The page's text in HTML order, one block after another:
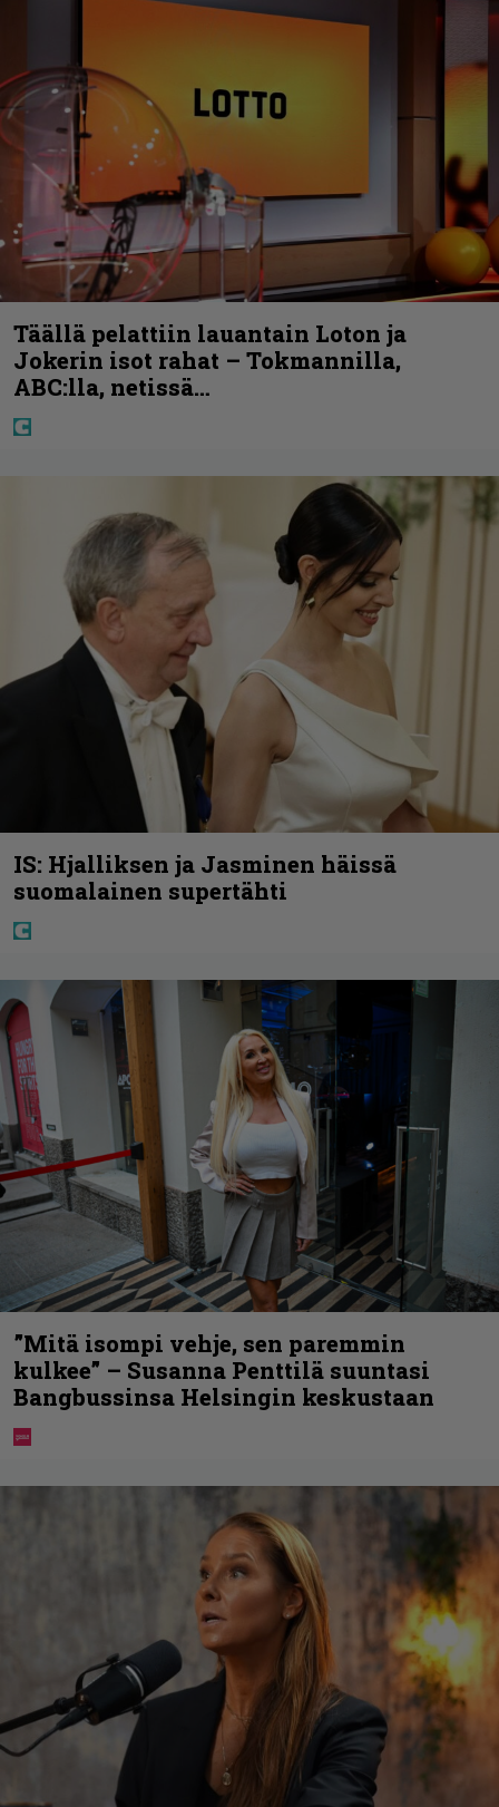
Täällä pelattiin lauantain Loton ja
Jokerin isot rahat – Tokmannilla,
ABC:lla, netissä…
IS: Hjalliksen ja Jasminen häissä
suomalainen supertähti
”Mitä isompi vehje, sen paremmin
kulkee” – Susanna Penttilä suuntasi
Bangbussinsa Helsingin keskustaan